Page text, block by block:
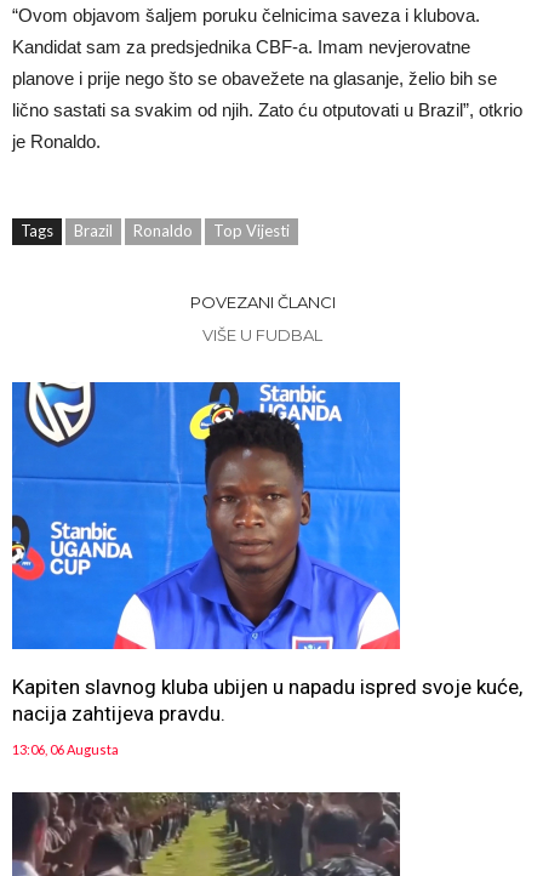
“Ovom objavom šaljem poruku čelnicima saveza i klubova.
Kandidat sam za predsjednika CBF-a. Imam nevjerovatne
planove i prije nego što se obavežete na glasanje, želio bih se
lično sastati sa svakim od njih. Zato ću otputovati u Brazil”, otkrio
je Ronaldo.
Tags Brazil Ronaldo Top Vijesti
POVEZANI ČLANCI
VIŠE U FUDBAL
Kapiten slavnog kluba ubijen u napadu ispred svoje kuće,
nacija zahtijeva pravdu.
13:06, 06 Augusta